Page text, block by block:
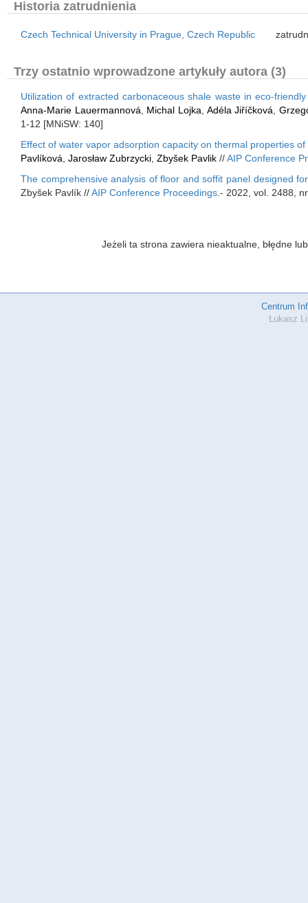
Historia zatrudnienia
Czech Technical University in Prague, Czech Republic
Trzy ostatnio wprowadzone artykuły autora (3)
Utilization of extracted carbonaceous shale waste in eco-
Anna-Marie Lauermannová
Michal Lojka Adéla Jiříčková ,
1-12 [MNiSW: 140]
Effect of water vapor adsorption capacity on thermal properties
Pavlíková Jarosław Zubrzycki Zbyšek Pavlik //AIP Conference
The comprehensive analysis of floor and soffit panel designed
Zbyšek Pavlík //AIP Conference Proceedings .- 2022, vol. 2488,
Jeżeli ta strona zawiera nieaktualne, błędne
Centrum
Łukasz